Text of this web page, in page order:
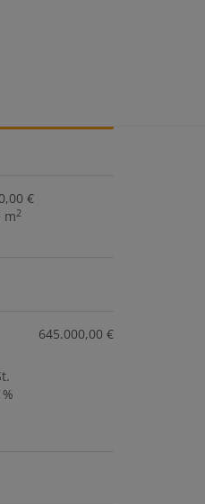
€
m2
645.000,00 €